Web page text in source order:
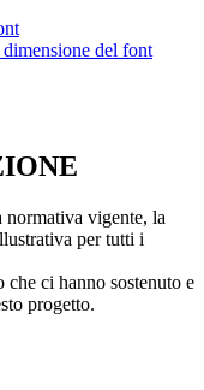
dimensione del font
normativa vigente, la
per tutti i
ci hanno sostenuto e
progetto.